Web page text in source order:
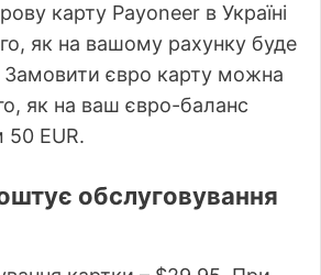
карту Payoneer в Україні
як на вашому рахунку буде
Замовити євро карту можна
як на ваш євро-баланс
50 EUR.
обслуговування